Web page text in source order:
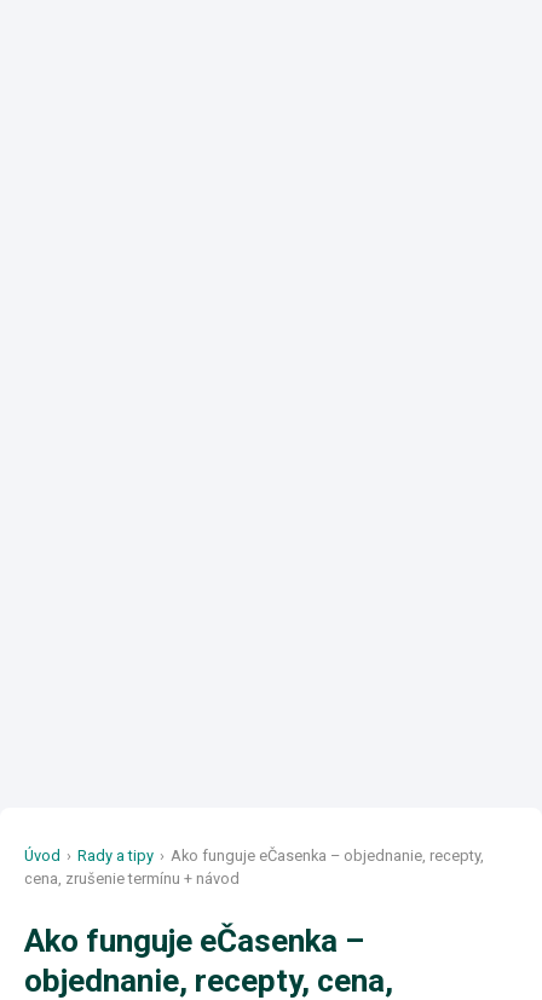
Úvod › Rady a tipy › Ako funguje eČasenka – objednanie, recepty,
cena, zrušenie termínu + návod
Ako funguje eČasenka –
objednanie, recepty, cena,